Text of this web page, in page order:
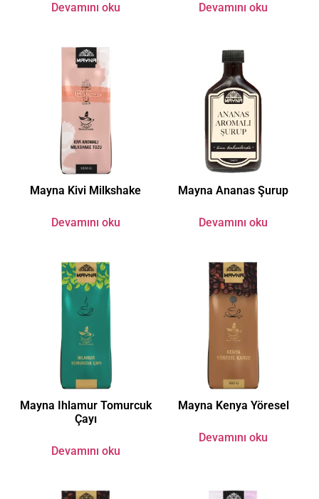
Devamını oku Devamını oku
Mayna Kivi Milkshake
Devamını oku
Mayna Ananas Şurup
Devamını oku
Mayna Ihlamur Tomurcuk
Çayı
Devamını oku
Mayna Kenya Yöresel
Devamını oku